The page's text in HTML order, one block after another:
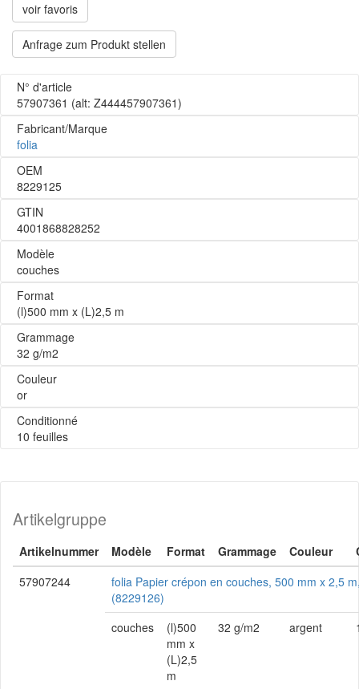
voir favoris
Anfrage zum Produkt stellen
N° d'article
57907361 (alt: Z444457907361)
Fabricant/Marque
folia
OEM
8229125
GTIN
4001868828252
Modèle
couches
Format
(l)500 mm x (L)2,5 m
Grammage
32 g/m2
Couleur
or
Conditionné
10 feuilles
Artikelgruppe
Artikelnummer Modèle Format Grammage Couleur
57907244
folia Papier crépon en couches, 500 mm x 2,5
(8229126)
couches
(l)500
mm x
(L)2,5
m
32 g/m2 argent